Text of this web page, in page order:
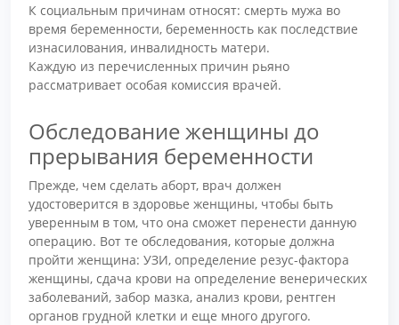
К социальным причинам относят: смерть мужа во
время беременности, беременность как последствие
изнасилования, инвалидность матери.
Каждую из перечисленных причин рьяно
рассматривает особая комиссия врачей.
Обследование женщины до
прерывания беременности
Прежде, чем сделать аборт, врач должен
удостоверится в здоровье женщины, чтобы быть
уверенным в том, что она сможет перенести данную
операцию. Вот те обследования, которые должна
пройти женщина: УЗИ, определение резус-фактора
женщины, сдача крови на определение венерических
заболеваний, забор мазка, анализ крови, рентген
органов грудной клетки и еще много другого.